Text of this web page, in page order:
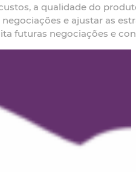
a qualidade do
e ajustar as
futuras negociações e